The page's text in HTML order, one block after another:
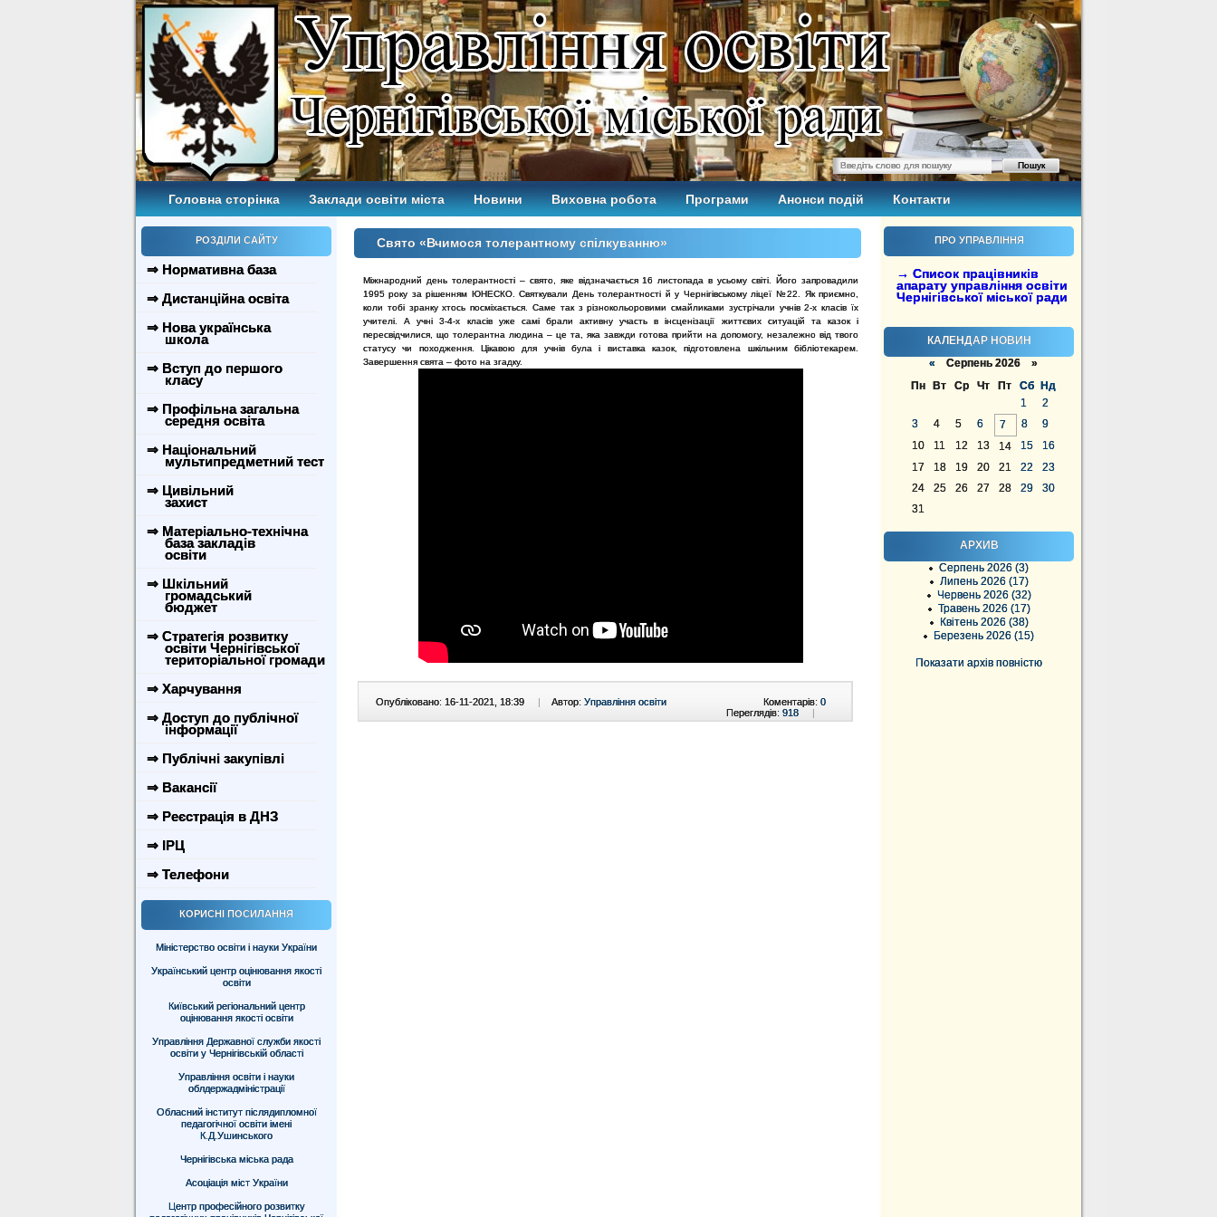
Головна сторінка Заклади освіти міста Новини Виховна робота Програми Анонси подій Контакти
РОЗДІЛИ САЙТУ
⇒ Нормативна база
⇒ Дистанційна освіта
⇒ Нова українська
школа
⇒ Вступ до першого
класу
⇒ Профільна загальна
середня освіта
⇒ Національний
мультипредметний тест
⇒ Цивільний
захист
⇒ Матеріально-технічна
база закладів
освіти
⇒ Шкільний
громадський
бюджет
⇒ Стратегія розвитку
освіти Чернігівської
територіальної громади
⇒ Харчування
⇒ Доступ до публічної
інформації
⇒ Публічні закупівлі
⇒ Вакансії
⇒ Реєстрація в ДНЗ
⇒ ІРЦ
⇒ Телефони
КОРИСНІ ПОСИЛАННЯ
Міністерство освіти і науки України
Український центр оцінювання якості
освіти
Київський регіональний центр
оцінювання якості освіти
Управління Державної служби якості
освіти у Чернігівській області
Управління освіти і науки
облдержадміністрації
Обласний інститут післядипломної
педагогічної освіти імені
К.Д.Ушинського
Чернігівська міська рада
Асоціація міст України
Центр професійного розвитку
ПРО УПРАВЛІННЯ
→ Список працівників
апарату управління освіти
Чернігівської міської ради
КАЛЕНДАР НОВИН
« Серпень 2026 »
Пн
Вт Ср Чт Пт Сб
Нд
1
2
3
4 5 6 7 8
9
10
11 12 13 14 15
16
17
18 19 20 21 22
23
24
25 26 27 28 29
30
31
АРХИВ
Серпень 2026 (3)
Липень 2026 (17)
Червень 2026 (32)
Травень 2026 (17)
Квітень 2026 (38)
Березень 2026 (15)
Показати архів повністю
Свято «Вчимося толерантному спілкуванню»
Міжнародний день толерантності – свято, яке відзначається 16 листопада в усьому світі. Його запровадили
1995 року за рішенням ЮНЕСКО. Святкували День толерантності й у Чернігівському ліцеї №22. Як приємно,
коли тобі зранку хтось посміхається. Саме так з різнокольоровими смайликами зустрічали учнів 2-х класів їх
учителі. А учні 3-4-х класів уже самі брали активну участь в інсценізації життєвих ситуацій та казок і
пересвідчилися, що толерантна людина – це та, яка завжди готова прийти на допомогу, незалежно від твого
статусу чи походження. Цікавою для учнів була і виставка казок, підготовлена шкільним бібліотекарем.
Завершення свята – фото на згадку.
Опубліковано: 16-11-2021, 18:39 | Автор: Управління освіти Коментарів: 0
Переглядів: 918 |